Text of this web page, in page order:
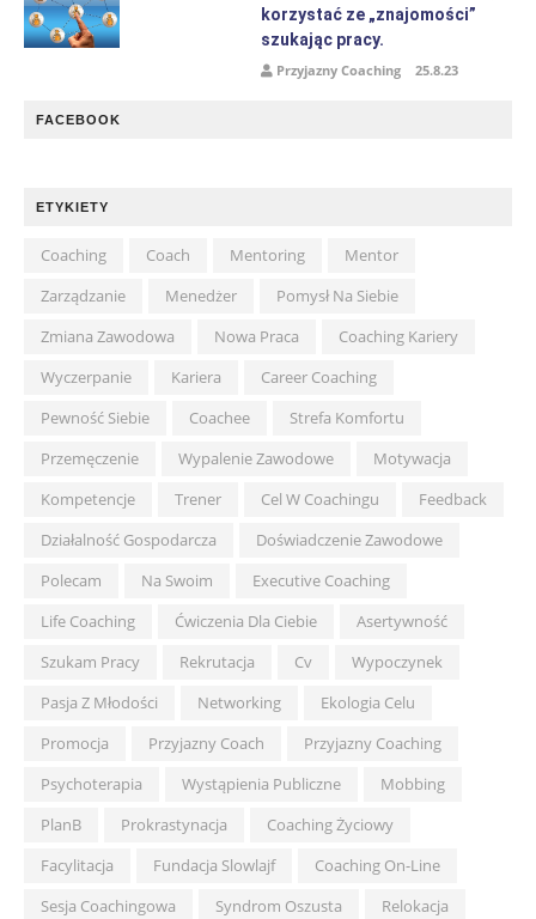
korzystać ze „znajomości”
szukając pracy.
Przyjazny Coaching 25.8.23
FACEBOOK
ETYKIETY
Coaching Coach Mentoring
Mentor
Zarządzanie
Menedżer
Pomysł Na Siebie
Zmiana Zawodowa
Nowa Praca
Coaching Kariery
Wyczerpanie
Kariera
Career Coaching
Pewność Siebie
Coachee
Strefa Komfortu
Przemęczenie
Wypalenie Zawodowe
Motywacja
Kompetencje
Trener Cel W Coachingu
Feedback
Działalność Gospodarcza
Doświadczenie Zawodowe
Polecam
Na Swoim
Executive Coaching
Life Coaching
Ćwiczenia Dla Ciebie
Asertywność
Szukam Pracy
Rekrutacja Cv
Wypoczynek
Pasja Z Młodości
Networking
Ekologia Celu
Promocja
Przyjazny Coach
Przyjazny Coaching
Psychoterapia
Wystąpienia Publiczne
Mobbing
PlanB
Prokrastynacja
Coaching Życiowy
Facylitacja
Fundacja Slowlajf
Coaching On-Line
Sesja Coachingowa
Syndrom Oszusta
Relokacja